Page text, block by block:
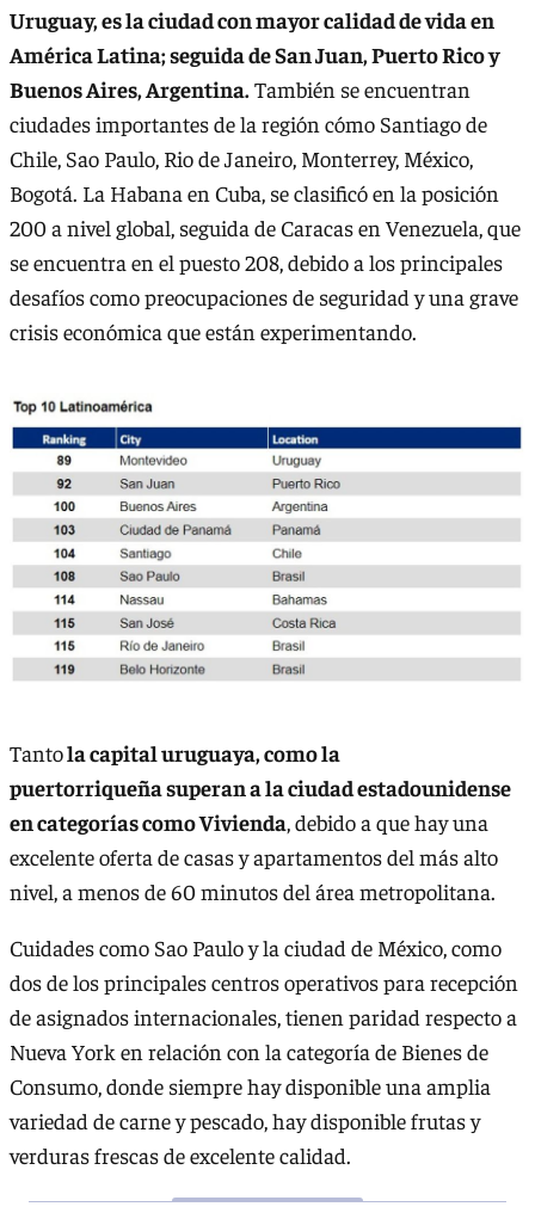
Uruguay, es la ciudad con mayor calidad de vida en
América Latina; seguida de San Juan, Puerto Rico y
Buenos Aires, Argentina.También se encuentran
ciudades importantes de la región cómo Santiago de
Chile, Sao Paulo, Rio de Janeiro, Monterrey, México,
Bogotá. La Habana en Cuba, se clasificó en la posición
200 a nivel global, seguida de Caracas en Venezuela, que
se encuentra en el puesto 208, debido a los principales
desafíos como preocupaciones de seguridad y una grave
crisis económica que están experimentando.
Tantola capital uruguaya, como la
puertorriqueña superan a la ciudad estadounidense
en categorías como Vivienda, debido a que hay una
excelente oferta de casas y apartamentos del más alto
nivel, a menos de 60 minutos del área metropolitana.
Cuidades como Sao Paulo y la ciudad de México, como
dos de los principales centros operativos para recepción
de asignados internacionales, tienen paridad respecto a
Nueva York en relación con la categoría de Bienes de
Consumo, donde siempre hay disponible una amplia
variedad de carne y pescado, hay disponible frutas y
verduras frescas de excelente calidad.